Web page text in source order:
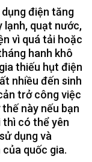
điện tăng
lạnh, quạt nước,
vì quá tải hoặc
hanh khô
thiếu hụt điện
nhiều đến sinh
trở công việc
này nếu bạn
có thể yên
dụng và
quốc gia.